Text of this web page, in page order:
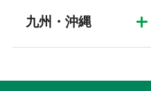
九州・沖縄